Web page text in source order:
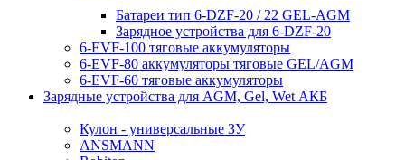
Батареи тип 6-DZF-20 / 22 GEL-AGM
Зарядное устройства для 6-DZF-20
6-EVF-100 тяговые аккумуляторы
6-EVF-80 аккумуляторы тяговые GEL/AGM
6-EVF-60 тяговые аккумуляторы
Зарядные устройства для AGM, Gel, Wet АКБ
Кулон - универсальные ЗУ
ANSMANN